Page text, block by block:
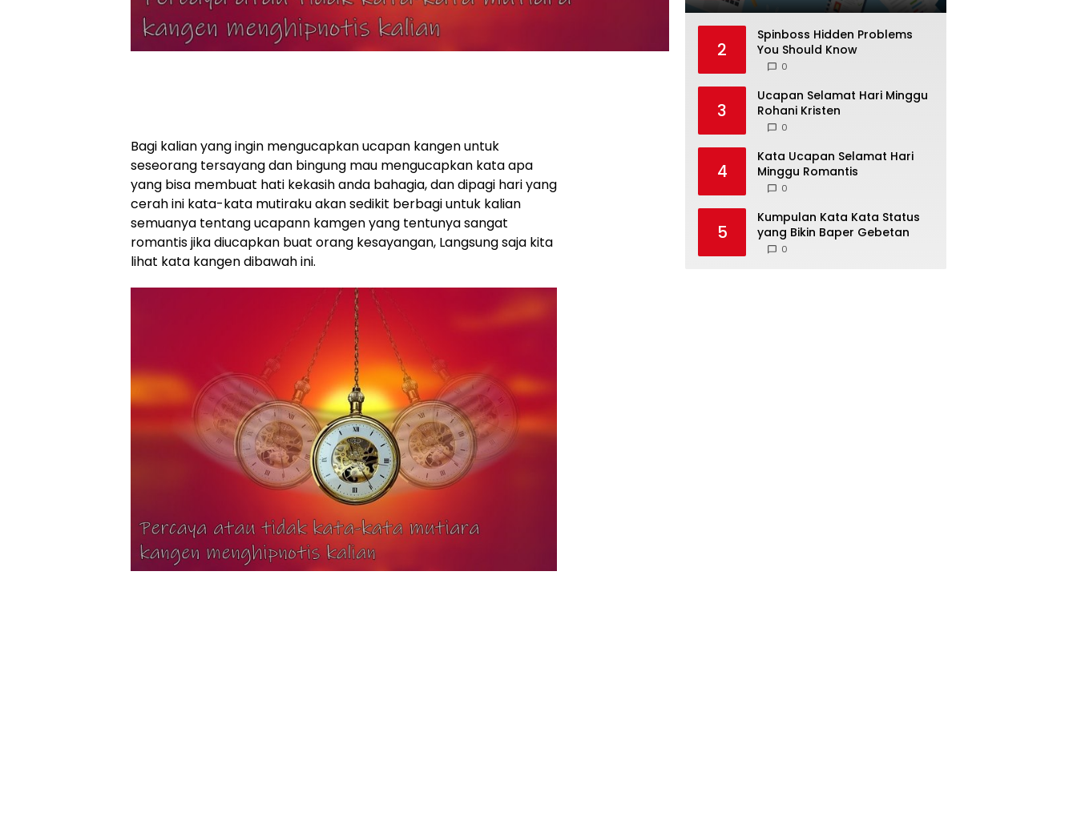
Bagi kalian yang ingin mengucapkan ucapan kangen untuk
seseorang tersayang dan bingung mau mengucapkan kata apa
yang bisa membuat hati kekasih anda bahagia, dan dipagi hari yang
cerah ini kata-kata mutiraku akan sedikit berbagi untuk kalian
semuanya tentang ucapann kamgen yang tentunya sangat
romantis jika diucapkan buat orang kesayangan, Langsung saja kita
lihat kata kangen dibawah ini.
2
Spinboss Hidden Problems
You Should Know
0
3
Ucapan Selamat Hari Minggu
Rohani Kristen
0
4
Kata Ucapan Selamat Hari
Minggu Romantis
0
5
Kumpulan Kata Kata Status
yang Bikin Baper Gebetan
0